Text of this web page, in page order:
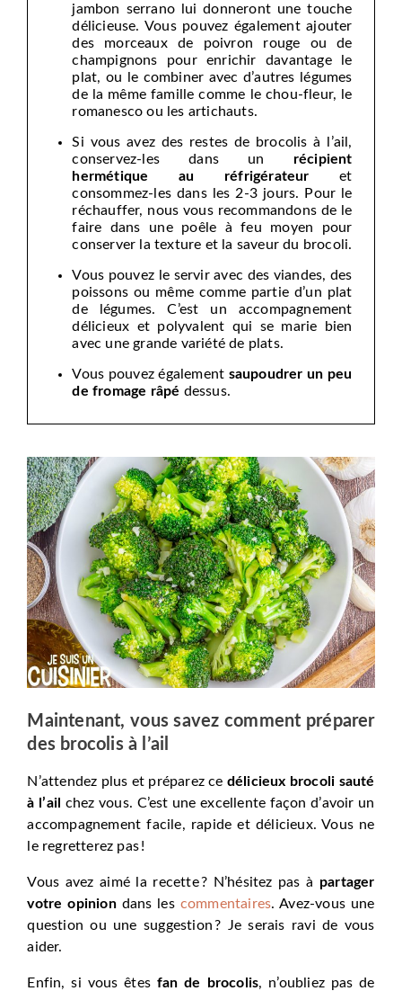
jambon serrano lui donneront une touche
délicieuse. Vous pouvez également ajouter
des morceaux de poivron rouge ou de
champignons pour enrichir davantage le
plat, ou le combiner avec d’autres légumes
de la même famille comme le chou-fleur, le
romanesco ou les artichauts.
Si vous avez des restes de brocolis à l’ail,
conservez-les dans un récipient
hermétique au réfrigérateur et
consommez-les dans les 2-3 jours. Pour le
réchauffer, nous vous recommandons de le
faire dans une poêle à feu moyen pour
conserver la texture et la saveur du brocoli.
Vous pouvez le servir avec des viandes, des
poissons ou même comme partie d’un plat
de légumes. C’est un accompagnement
délicieux et polyvalent qui se marie bien
avec une grande variété de plats.
Vous pouvez également saupoudrer un peu
de fromage râpé dessus.
Maintenant, vous savez comment préparer
des brocolis à l’ail
N’attendez plus et préparez ce délicieux brocoli sauté
à l’ail chez vous. C’est une excellente façon d’avoir un
accompagnement facile, rapide et délicieux. Vous ne
le regretterez pas !
Vous avez aimé la recette ? N’hésitez pas à partager
votre opiniondans les commentaires. Avez-vous une
question ou une suggestion ? Je serais ravi de vous
aider.
Enfin, si vous êtes fan de brocolis, n’oubliez pas de